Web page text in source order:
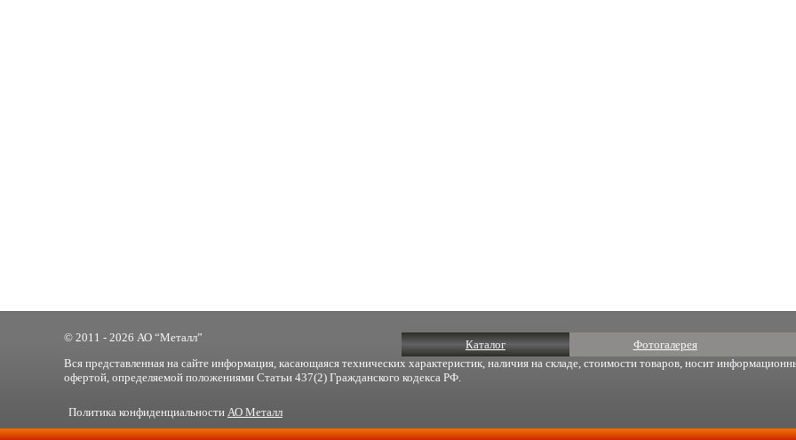
Каталог Фотогалерея
© 2011 - 2026 АО “Металл”
Вся представленная на сайте информация, касающаяся технических характеристик, наличия на складе, стоимости товаров, носит
офертой, определяемой положениями Статьи 437(2) Гражданского кодекса РФ.
Политика конфиденциальности АО Металл